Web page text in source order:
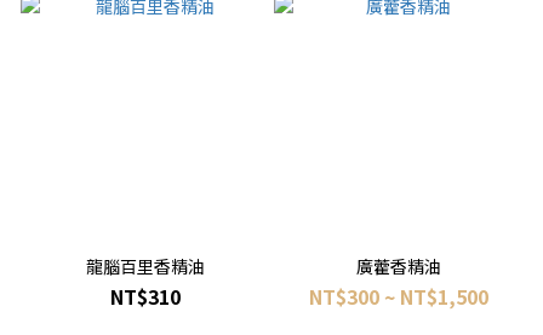
龍腦百里香精油
NT$310
廣藿香精油
NT$300 ~ NT$1,500